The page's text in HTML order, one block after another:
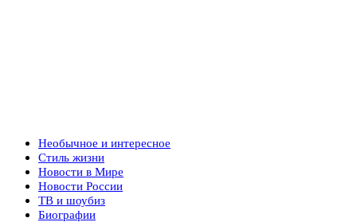
Необычное и интересное
Стиль жизни
Новости в Мире
Новости России
ТВ и шоубиз
Биографии